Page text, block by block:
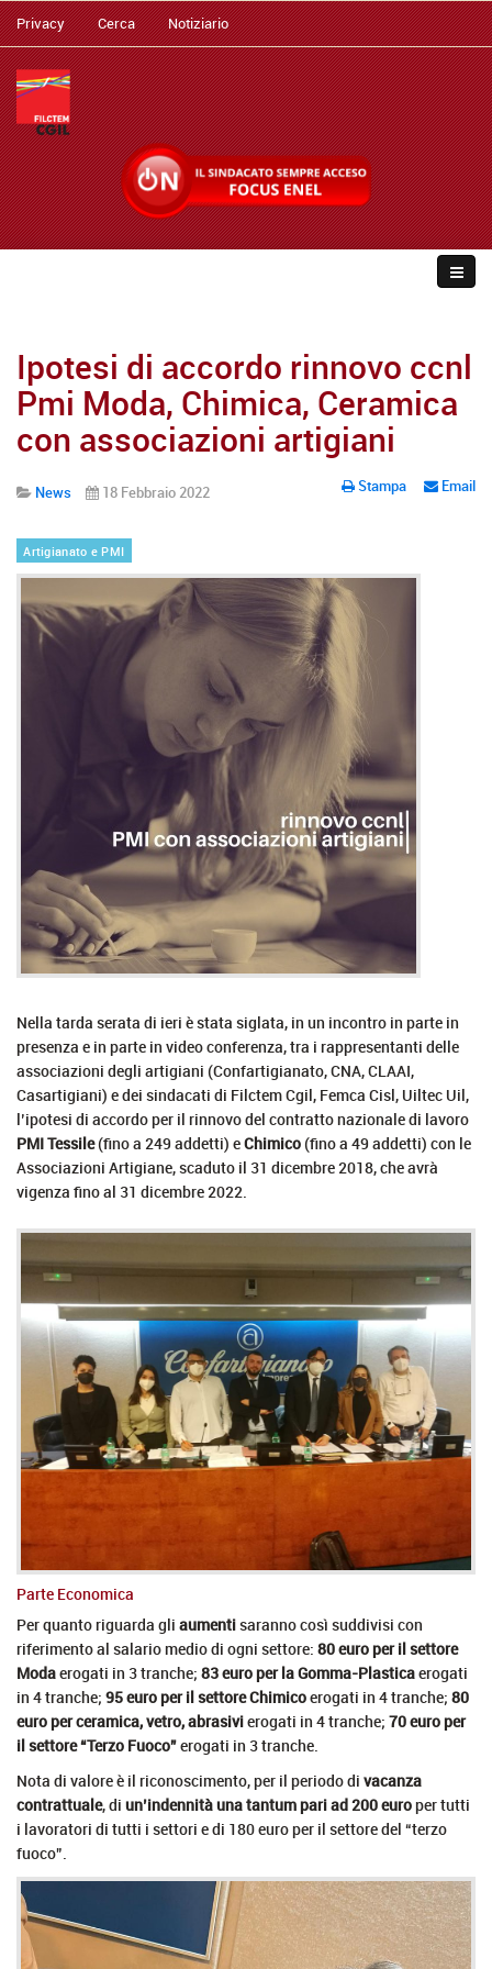
Privacy Cerca Notiziario
Ipotesi di accordo rinnovo ccnl
Pmi Moda, Chimica, Ceramica
con associazioni artigiani
Stampa Email
News 18 Febbraio 2022
Artigianato e PMI
Nella tarda serata di ieri è stata siglata, in un incontro in parte in
presenza e in parte in video conferenza, tra i rappresentanti delle
associazioni degli artigiani (Confartigianato, CNA, CLAAI,
Casartigiani) e dei sindacati di Filctem Cgil, Femca Cisl, Uiltec Uil,
l’ipotesi di accordo per il rinnovo del contratto nazionale di lavoro
PMI Tessile(fino a 249 addetti) eChimico (fino a 49 addetti) con le
Associazioni Artigiane, scaduto il 31 dicembre 2018, che avrà
vigenza fino al 31 dicembre 2022.
Parte Economica
Per quanto riguarda gli aumentisaranno così suddivisi con
riferimento al salario medio di ogni settore: 80 euro per il settore
Modaerogati in 3 tranche; 83 euro per la Gomma-Plasticaerogati
in 4 tranche; 95 euro per il settore Chimicoerogati in 4 tranche; 80
euro per ceramica, vetro, abrasivierogati in 4 tranche; 70 euro per
il settore “Terzo Fuoco”erogati in 3 tranche.
Nota di valore è il riconoscimento, per il periodo di vacanza
contrattuale, di un’indennità una tantum pari ad 200 europer tutti
i lavoratori di tutti i settori e di 180 euro per il settore del “terzo
fuoco”.